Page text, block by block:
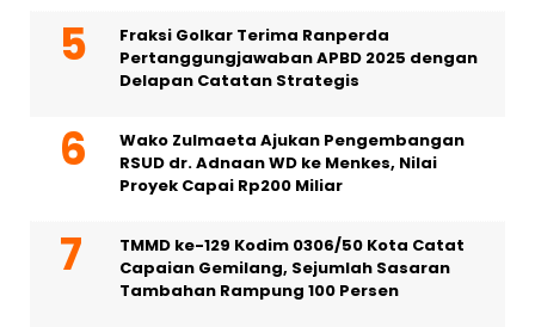
Fraksi Golkar Terima Ranperda
Pertanggungjawaban APBD 2025 dengan
Delapan Catatan Strategis
Wako Zulmaeta Ajukan Pengembangan
RSUD dr. Adnaan WD ke Menkes, Nilai
Proyek Capai Rp200 Miliar
TMMD ke-129 Kodim 0306/50 Kota Catat
Capaian Gemilang, Sejumlah Sasaran
Tambahan Rampung 100 Persen